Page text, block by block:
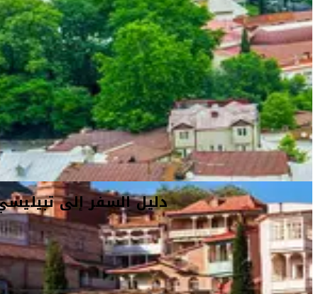
دليل السفر إلى